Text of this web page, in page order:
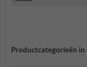
Productcategorieën in